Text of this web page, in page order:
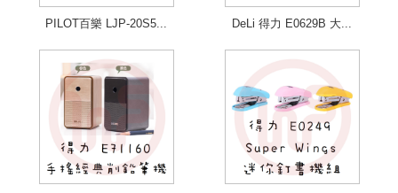
PILOT百樂 LJP-20S5... DeLi 得力 E0629B 大...